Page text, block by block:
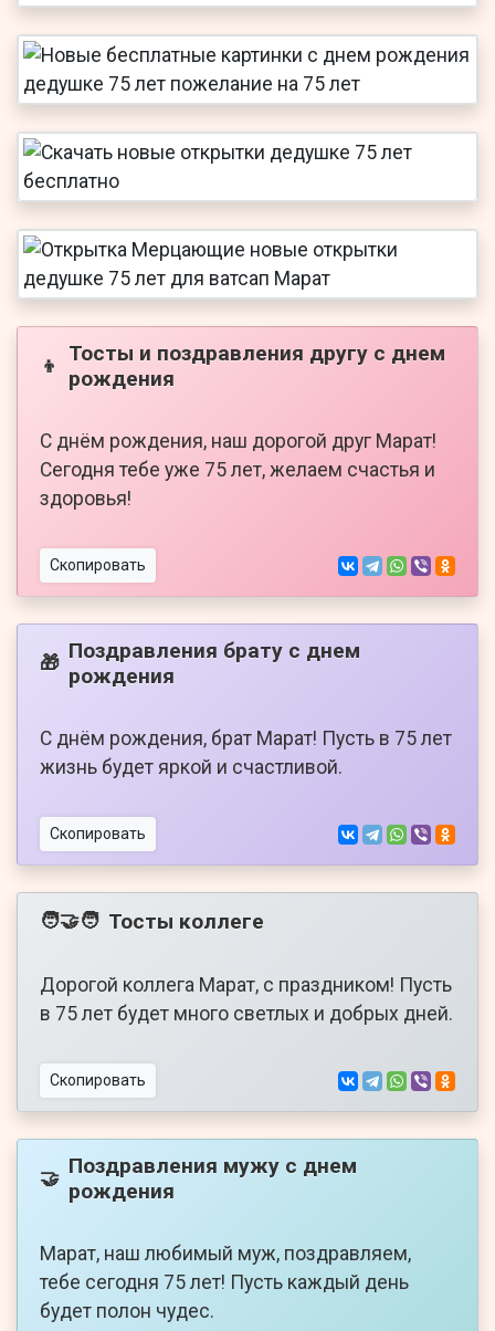
👦
Тосты и поздравления другу с днем
рождения
С днём рождения, наш дорогой друг Марат!
Сегодня тебе уже 75 лет, желаем счастья и
здоровья!
Скопировать
🎁 Поздравления брату с днем
рождения
С днём рождения, брат Марат! Пусть в 75 лет
жизнь будет яркой и счастливой.
Скопировать
🧑‍🤝‍🧑 Тосты коллеге
Дорогой коллега Марат, с праздником! Пусть
в 75 лет будет много светлых и добрых дней.
Скопировать
🤝 Поздравления мужу с днем
рождения
Марат, наш любимый муж, поздравляем,
тебе сегодня 75 лет! Пусть каждый день
будет полон чудес.